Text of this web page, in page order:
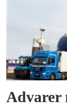
Advarer